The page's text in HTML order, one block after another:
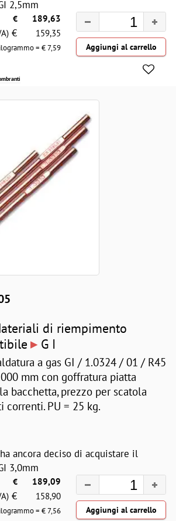
2,5mm
€
189,63
€ 159,35
= €7,59
di riempimento
▸ G I
a gas GI / 1.0324 / 01 / R45
mm con goffratura piatta
bacchetta, prezzo per scatola
correnti. PU = 25 kg.
ancora deciso di acquistare il
3,0mm
€
189,09
€ 158,90
= €7,56